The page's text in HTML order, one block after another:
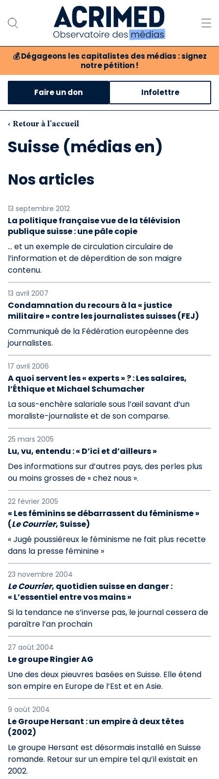
💰 Dégageons les capitalistes des médias : signez
notre pétition !
Notre association
Notre critique des médias
Nos propositions
Notre revue
Boutique
Faire un don Infolettre
‹ Retour à l'accueil
Suisse (médias en)
Nos articles
13 septembre 2012
La politique française vue de la télévision
publique suisse : une pâle copie
… et un exemple de circulation circulaire de
l’information et de déperdition de son maigre
contenu.
13 avril 2007
Condamnation du recours à la « justice
militaire » contre les journalistes suisses (FEJ)
Communiqué de la Fédération européenne des
journalistes.
17 avril 2006
A quoi servent les « experts » ? : Les salaires,
l’Éthique et Michael Schumacher
La sous-enchère salariale sous l’œil savant d’un
moraliste-journaliste et de son comparse.
25 mars 2005
Lu, vu, entendu : « D’ici et d’ailleurs »
Des informations sur d’autres pays, des perles plus
ou moins grosses de « chez nous ».
22 février 2005
« Les féminins se débarrassent du féminisme »
(Le Courrier, Suisse)
« Jugé poussiéreux le féminisme ne fait plus recette
dans la presse féminine »
23 novembre 2004
Le Courrier, quotidien suisse en danger :
« L’essentiel entre vos mains »
Si la tendance ne s’inverse pas, le journal cessera de
paraître l’an prochain
27 août 2004
Le groupe Ringier AG
Une des deux pieuvres basées en Suisse. Elle étend
son empire en Europe de l’Est et en Asie.
9 août 2004
Le Groupe Hersant : un empire à deux têtes
(2002)
Le groupe Hersant est désormais installé en Suisse
romande. Retour sur un empire tel qu’il existait en
2002.